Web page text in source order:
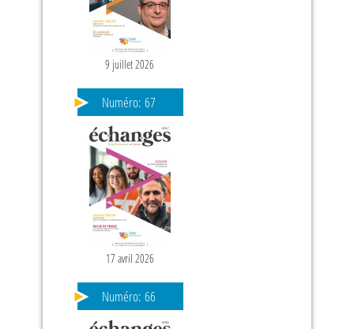
9 juillet 2026
Numéro: 67
17 avril 2026
Numéro: 66